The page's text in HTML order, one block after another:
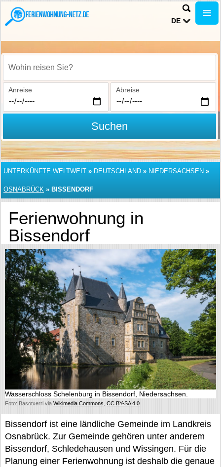
DE
Wohin reisen Sie?
Anreise Abreise
Suchen
UNTERKÜNFTE WELTWEIT » DEUTSCHLAND » NIEDERSACHSEN »
OSNABRÜCK » BISSENDORF
Ferienwohnung in
Bissendorf
Wasserschloss Schelenburg in Bissendorf, Niedersachsen.
Foto: Basotxerri via Wikimedia Commons CC BY-SA 4.0
Bissendorf ist eine ländliche Gemeinde im Landkreis
Osnabrück. Zur Gemeinde gehören unter anderem
Bissendorf, Schledehausen und Wissingen. Für die
Planung einer Ferienwohnung ist deshalb die genaue